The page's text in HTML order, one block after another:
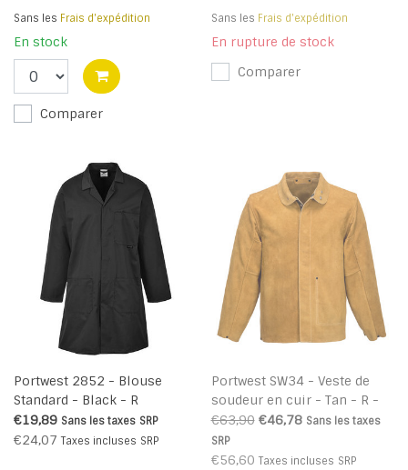
Sans les Frais d'expédition
En stock
Comparer
Sans les Frais d'expédition
En rupture de stock
Comparer
Portwest 2852 - Blouse
Standard - Black - R
€19,89 Sans les taxes SRP
€24,07 Taxes incluses SRP
Portwest SW34 - Veste de
soudeur en cuir - Tan - R -
liquidation
€63,90 €46,78 Sans les taxes
SRP
€56,60 Taxes incluses SRP